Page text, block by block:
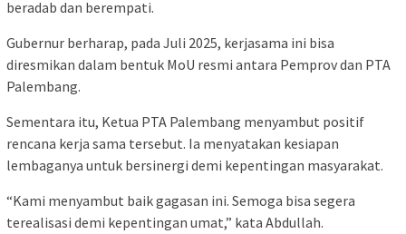
beradab dan berempati.
Gubernur berharap, pada Juli 2025, kerjasama ini bisa
diresmikan dalam bentuk MoU resmi antara Pemprov dan PTA
Palembang.
Sementara itu, Ketua PTA Palembang menyambut positif
rencana kerja sama tersebut. Ia menyatakan kesiapan
lembaganya untuk bersinergi demi kepentingan masyarakat.
“Kami menyambut baik gagasan ini. Semoga bisa segera
terealisasi demi kepentingan umat,” kata Abdullah.